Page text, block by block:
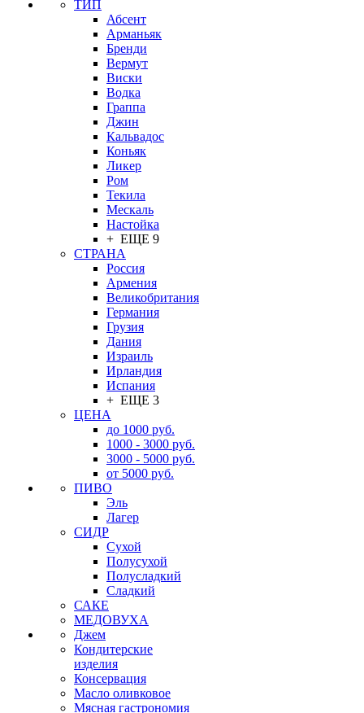
ТИП
Абсент
Арманьяк
Бренди
Вермут
Виски
Водка
Граппа
Джин
Кальвадос
Коньяк
Ликер
Ром
Текила
Мескаль
Настойка
+ ЕЩЕ 9
СТРАНА
Россия
Армения
Великобритания
Германия
Грузия
Дания
Израиль
Ирландия
Испания
+ ЕЩЕ 3
ЦЕНА
до 1000 руб.
1000 - 3000 руб.
3000 - 5000 руб.
от 5000 руб.
ПИВО
Эль
Лагер
СИДР
Сухой
Полусухой
Полусладкий
Сладкий
САКЕ
МЕДОВУХА
Джем
Кондитерские
изделия
Консервация
Масло оливковое
Мясная гастрономия